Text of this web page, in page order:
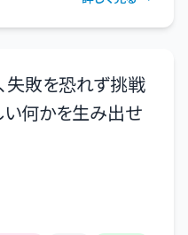
失敗を恐れず挑戦
い何かを生み出せ